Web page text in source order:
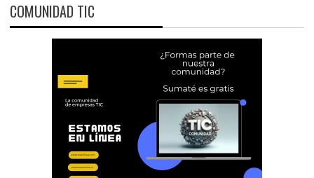
COMUNIDAD TIC